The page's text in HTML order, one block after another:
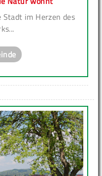
im Herzen des